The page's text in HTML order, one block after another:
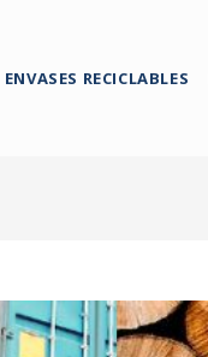
ENVASES RECICLABLES